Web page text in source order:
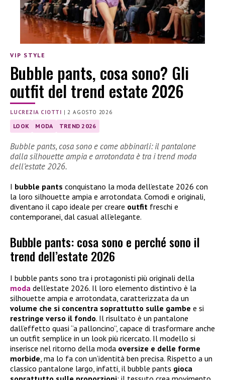
VIP STYLE
Bubble pants, cosa sono? Gli
outfit del trend estate 2026
LUCREZIA CIOTTI |2 AGOSTO 2026
LOOK MODA TREND 2026
Bubble pants, cosa sono e come abbinarli: il pantalone
dalla silhouette ampia e arrotondata è tra i trend moda
dell’estate 2026.
I bubble pants conquistano la moda dell’estate 2026 con
la loro silhouette ampia e arrotondata. Comodi e originali,
diventano il capo ideale per creare outfit freschi e
contemporanei, dal casual all’elegante.
Bubble pants: cosa sono e perché sono il
trend dell’estate 2026
I bubble pants sono tra i protagonisti più originali della
moda dell’estate 2026. Il loro elemento distintivo è la
silhouette ampia e arrotondata, caratterizzata da un
volume che si concentra soprattutto sulle gambe e si
restringe verso il fondo. Il risultato è un pantalone
dall’effetto quasi “a palloncino”, capace di trasformare anche
un outfit semplice in un look più ricercato. Il modello si
inserisce nel ritorno della moda oversize e delle forme
morbide, ma lo fa con un’identità ben precisa. Rispetto a un
classico pantalone largo, infatti, il bubble pants gioca